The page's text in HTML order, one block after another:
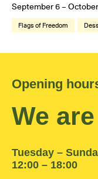
September 6 –
Flags of Freedom
Opening
We
Tuesday –
12:00 – 18:00